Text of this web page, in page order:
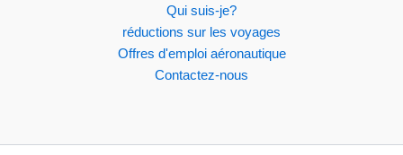
Qui suis-je?
réductions sur les voyages
Offres d'emploi aéronautique
Contactez-nous